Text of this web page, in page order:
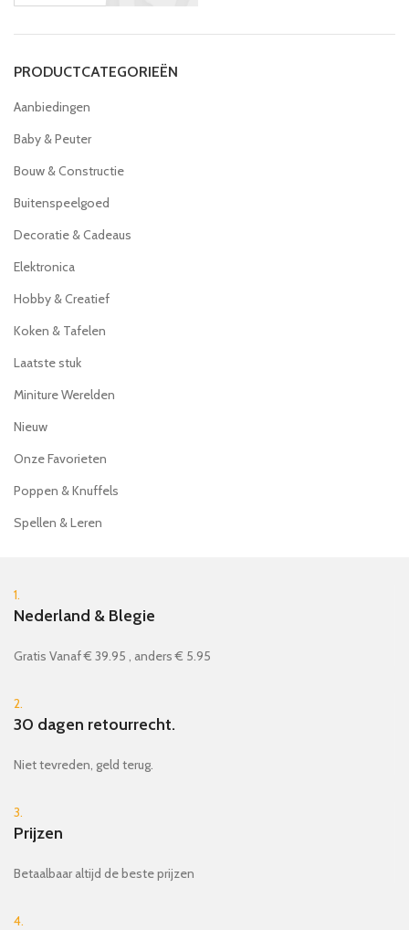
PRODUCTCATEGORIEËN
Aanbiedingen
Baby & Peuter
Bouw & Constructie
Buitenspeelgoed
Decoratie & Cadeaus
Elektronica
Hobby & Creatief
Koken & Tafelen
Laatste stuk
Miniture Werelden
Nieuw
Onze Favorieten
Poppen & Knuffels
Spellen & Leren
1.
Nederland & Blegie
Gratis Vanaf € 39.95 , anders € 5.95
2.
30 dagen retourrecht.
Niet tevreden, geld terug.
3.
Prijzen
Betaalbaar altijd de beste prijzen
4.